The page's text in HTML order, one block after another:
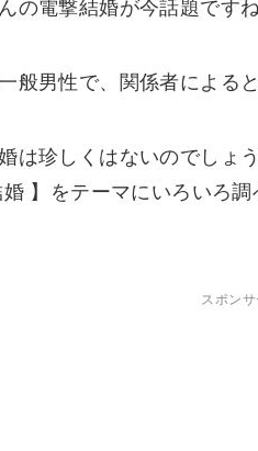
般男性で、関係者による
は珍しくはないのでしょ
】をテーマにいろいろ調
スポン